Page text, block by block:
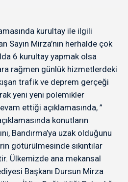
kurultay ile ilgili
Sayın Mirza’nın herhalde çok
6 kurultay yapmak olsa
rağmen günlük hizmetlerdeki
trafik ve deprem gerçeği
yeni yeni polemikler
ettiği açıklamasında, ”
konutların
Bandırma’ya uzak olduğunu
götürülmesinde sıkıntılar
Ülkemizde ana mekansal
Başkanı Dursun Mirza